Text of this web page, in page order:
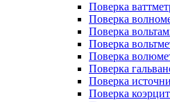
Поверка
Поверка
Поверка
Поверка
Поверка
Поверка
Поверка
Поверка